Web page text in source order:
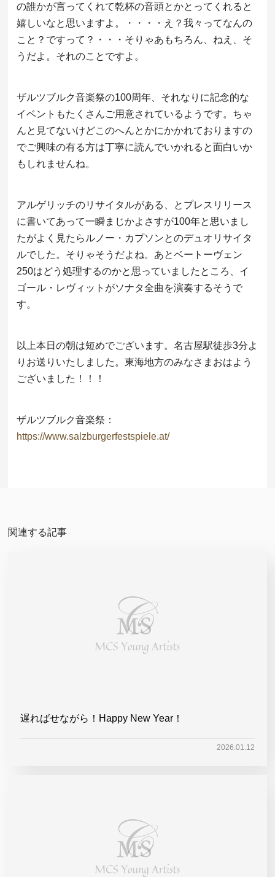
の誰かが言ってくれて乾杯の音頭とかとってくれると
嬉しいなと思いますよ。・・・・え？我々ってなんの
こと？ですって？・・・そりゃあもちろん、ねえ、そ
うだよ。それのことですよ。
ザルツブルク音楽祭の100周年、それなりに記念的な
イベントもたくさんご用意されているようです。ちゃ
んと見てないけどこのへんとかにかかれておりますの
でご興味の有る方は丁寧に読んでいかれると面白いか
もしれませんね。
アルゲリッチのリサイタルがある、とプレスリリース
に書いてあって一瞬まじかよさすが100年と思いまし
たがよく見たらルノー・カプソンとのデュオリサイタ
ルでした。そりゃそうだよね。あとベートーヴェン
250はどう処理するのかと思っていましたところ、イ
ゴール・レヴィットがソナタ全曲を演奏するそうで
す。
以上本日の朝は短めでございます。名古屋駅徒歩3分よ
りお送りいたしました。東海地方のみなさまおはよう
ございました！！！
ザルツブルク音楽祭：
https://www.salzburgerfestspiele.at/
関連する記事
遅ればせながら！Happy New Year！
2026.01.12